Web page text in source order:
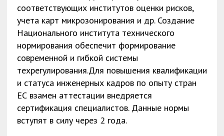
соответствующих институтов оценки рисков,
учета карт микрозонирования и др. Создание
Национального института технического
нормирования обеспечит формирование
современной и гибкой системы
техрегулирования.Для повышения квалификации
и статуса инженерных кадров по опыту стран
ЕС взамен аттестации внедряется
сертификация специалистов. Данные нормы
вступят в силу через 2 года.